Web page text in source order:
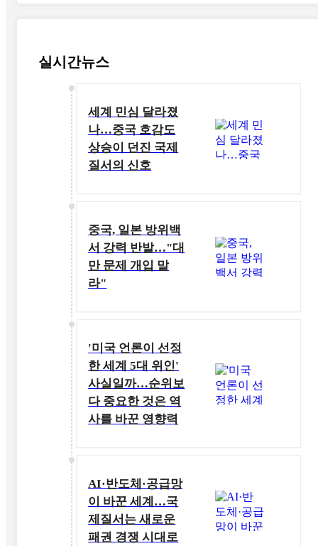
실시간뉴스
세계 민심 달라졌
나…중국 호감도
상승이 던진 국제
질서의 신호
중국, 일본 방위백
서 강력 반발…"대
만 문제 개입 말
라"
'미국 언론이 선정
한 세계 5대 위인'
사실일까…순위보
다 중요한 것은 역
사를 바꾼 영향력
AI·반도체·공급망
이 바꾼 세계…국
제질서는 새로운
패권 경쟁 시대로